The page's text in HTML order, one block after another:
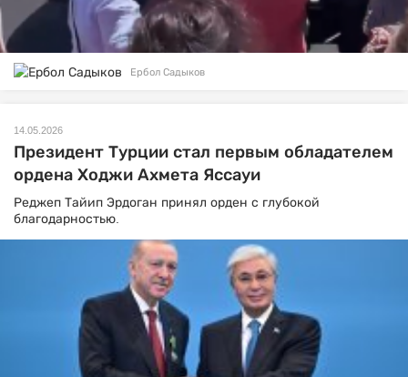
Ербол Садыков
14.05.2026
Президент Турции стал первым обладателем
ордена Ходжи Ахмета Яссауи
Реджеп Тайип Эрдоган принял орден с глубокой
благодарностью.